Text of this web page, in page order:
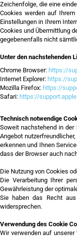
Zeichenfolge, die eine
Cookies werden auf
Einstellungen in Ihrem
Cookies und Übermittlung
gegebenenfalls nicht
Unter den nachstehenden
Chrome Browser: https://
Internet Explorer: https://
Mozilla Firefox: https://
Safari: https://
Technisch notwendige
Soweit nachstehend in
Angebot
erkennen und Ihnen
dass der Browser auch
Die Nutzung von Cookies
Die Verarbeitung Ihrer
Gewährleistung der
Sie haben das Recht
widersprechen.
Verwendung des Cookie
Wir verwenden auf unserer